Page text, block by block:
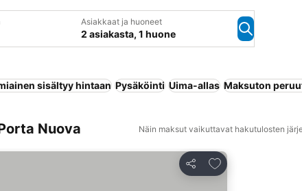
Asiakkaat ja huoneet
2 asiakasta, 1 huone
sisältyy hintaan Pysäköinti Uima-allas Maksuton
Nuova Näin maksut vaikuttavat hakutulosten
Jaa
Lisää suosikkeihin